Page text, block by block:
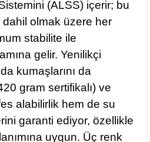
(ALSS) içerir; bu
olmak üzere her
stabilite ile
gelir. Yenilikçi
kumaşlarını da
gram sertifikalı) ve
alabilirlik hem de su
garanti ediyor, özellikle
uygun. Üç renk